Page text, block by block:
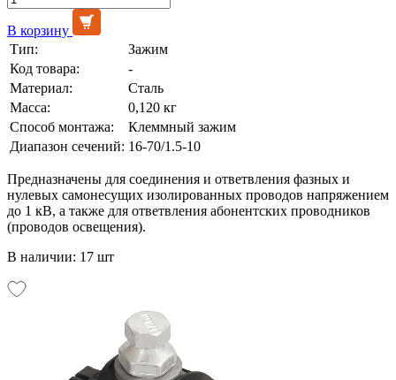
В корзину
Тип:
Зажим
Код товара:
-
Материал:
Сталь
Масса:
0,120 кг
Способ монтажа:
Клеммный зажим
Диапазон сечений: 16-70/1.5-10
Предназначены для соединения и ответвления фазных и
нулевых самонесущих изолированных проводов напряжением
до 1 кВ, а также для ответвления абонентских проводников
(проводов освещения).
В наличии: 17 шт